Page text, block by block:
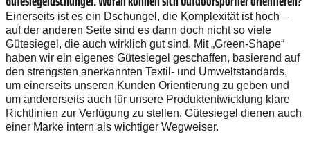
Einerseits ist es ein Dschungel, die Komplexität ist hoch –
auf der anderen Seite sind es dann doch nicht so viele
Gütesiegel, die auch wirklich gut sind. Mit „Green-Shape“
haben wir ein eigenes Gütesiegel geschaffen, basierend auf
den strengsten anerkannten Textil- und Umweltstandards,
um einerseits unseren Kunden Orientierung zu geben und
um andererseits auch für unsere Produktentwicklung klare
Richtlinien zur Verfügung zu stellen. Gütesiegel dienen auch
einer Marke intern als wichtiger Wegweiser.